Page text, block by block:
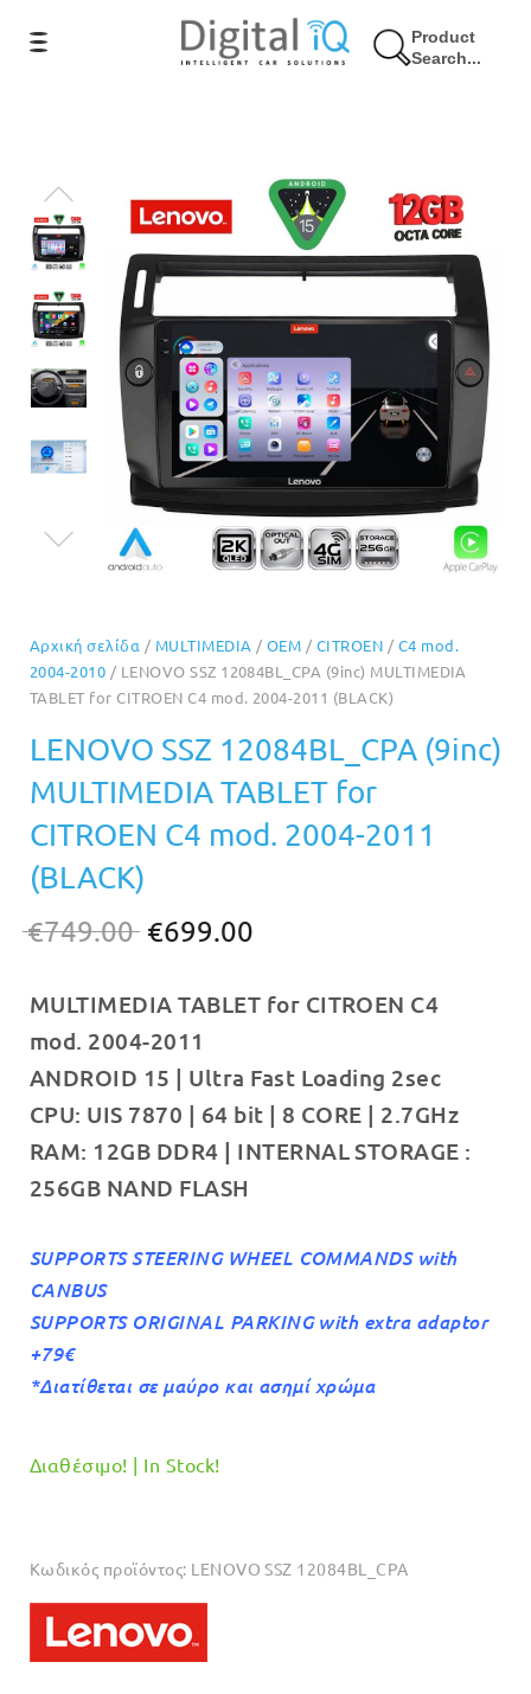
Product
Search...
7% Έκπτωση
Αρχική σελίδα / MULTIMEDIA / OEM / CITROEN / C4 mod.
2004-2010 / LENOVO SSZ 12084BL_CPA (9inc) MULTIMEDIA
TABLET for CITROEN C4 mod. 2004-2011 (BLACK)
LENOVO SSZ 12084BL_CPA (9inc)
MULTIMEDIA TABLET for
CITROEN C4 mod. 2004-2011
(BLACK)
€749.00 Original
was:
€749.00.
€699.00
τιμή
€699.00.
MULTIMEDIA TABLET for CITROEN C4
mod. 2004-2011
ANDROID 15 | Ultra Fast Loading 2sec
CPU: UIS 7870 | 64 bit | 8 CORE | 2.7GHz
RAM: 12GB DDR4 | INTERNAL STORAGE :
256GB NAND FLASH
SUPPORTS STEERING WHEEL COMMANDS with
CANBUS
SUPPORTS ORIGINAL PARKING with extra adaptor
+79€
*Διατίθεται σε μαύρο και ασημί χρώμα
Διαθέσιμο! | In Stock!
Κωδικός προϊόντος: LENOVO SSZ 12084BL_CPA